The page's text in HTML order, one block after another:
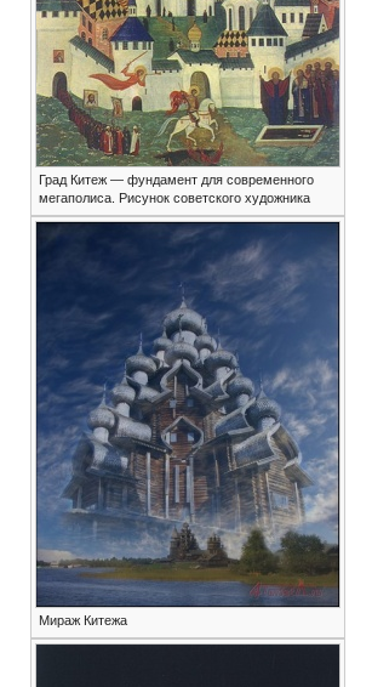
Град Китеж — фундамент для современного
мегаполиса. Рисунок советского художника
Мираж Китежа